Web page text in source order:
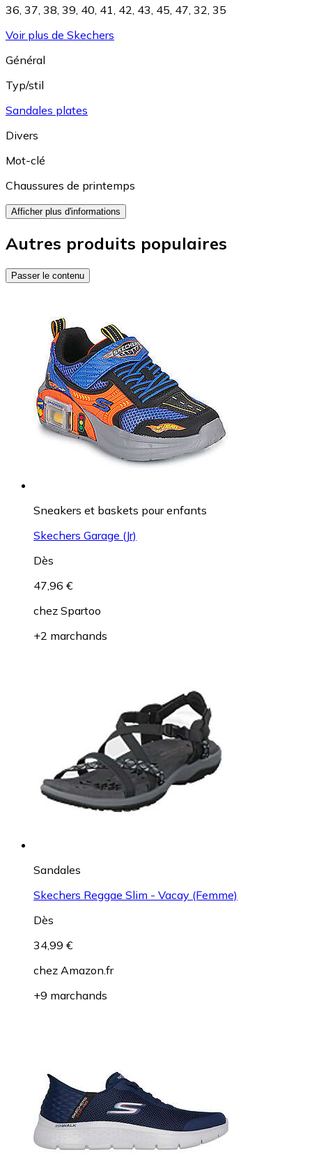
36, 37, 38, 39, 40, 41, 42, 43, 45, 47, 32, 35
Voir plus de Skechers
Général
Typ/stil
Sandales plates
Divers
Mot-clé
Chaussures de printemps
Afficher plus d'informations
Autres produits populaires
Passer le contenu
Sneakers et baskets pour enfants
Skechers Garage (Jr)
Dès
47,96 €
chez Spartoo
+2 marchands
Sandales
Skechers Reggae Slim - Vacay (Femme)
Dès
34,99 €
chez Amazon.fr
+9 marchands